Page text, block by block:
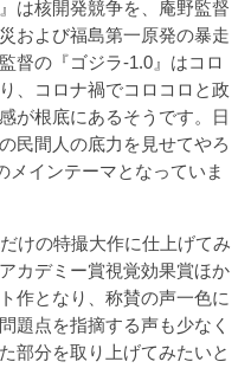
は核開発競争を、庵野監督
および福島第一原発の暴走
督の『ゴジラ-1.0』はコロ
、コロナ禍でコロコロと政
が根底にあるそうです。日
民間人の底力を見せてやろ
メインテーマとなっていま
けの特撮大作に仕上げてみ
カデミー賞視覚効果賞ほか
作となり、称賛の声一色に
題点を指摘する声も少なく
部分を取り上げてみたいと